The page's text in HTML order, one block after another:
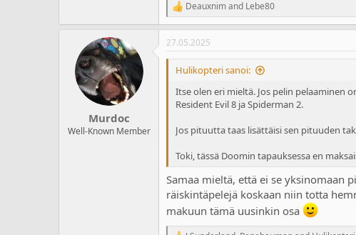
R
e
a
c
t
n
Deauxnimand Lebe80
Murdoc
Well-Known Member
27.05.2025
Hulikopteri sanoi:
Itse olen eri mieltä. Jos pelin pelaaminen
Resident Evil 8 ja Spiderman 2.
Jos pituutta taas lisättäisi sen pituuden
Toki, tässä Doomin tapauksessa en
Samaa mieltä, että ei se yksinomaan
räiskintäpelejä koskaan niin totta
makuun tämä uusinkin osa